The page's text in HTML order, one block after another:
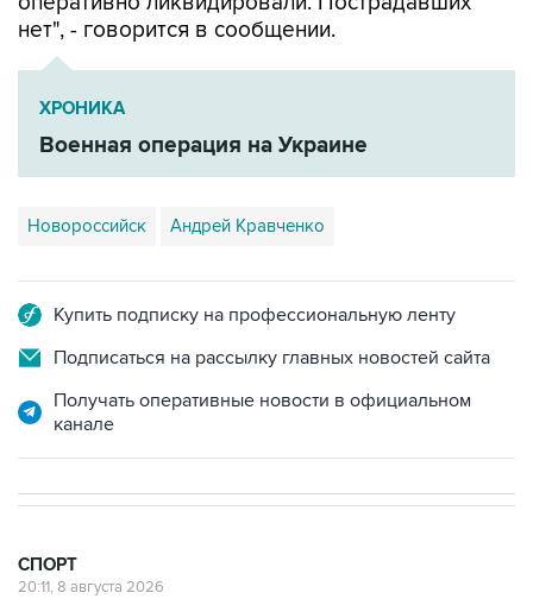
нет", - говорится в сообщении.
ХРОНИКА
Военная операция на Украине
Новороссийск Андрей Кравченко
Купить подписку на профессиональную ленту
Подписаться на рассылку главных новостей сайта
Получать оперативные новости в официальном
канале
СПОРТ
20:11, 8 августа 2026